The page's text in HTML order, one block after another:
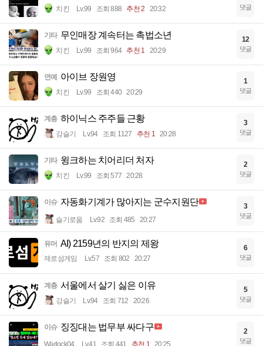
치킨 Lv.99 조회 888 추천 2 20:32 댓글
기타 무인매장 계속터는 촉법소년
치킨 Lv.99 조회 964 추천 1 20:29
12
댓글
연예 아이브 장원영
치킨 Lv.99 조회 440 20:29
1
댓글
계층 하이닉스 주주들 근황
강슬기 Lv.94 조회 1127 추천 1 20:28
3
댓글
기타 윙크하는 치어리더 처자
치킨 Lv.99 조회 577 20:28
2
댓글
이슈 자동화기계가 많아지는 군수지원단
슬기로움 Lv.92 조회 485 20:27
3
댓글
유머 AI) 2159년의 반지의 제왕
제로섬게임 Lv.57 조회 802 20:27
6
댓글
계층 서울에서 살기 싫은 이유
강슬기 Lv.94 조회 712 20:26
5
댓글
이슈 징징대는 법무부 싸다구
Warlock04 Lv.41 조회 441 추천 1 20:25
2
댓글